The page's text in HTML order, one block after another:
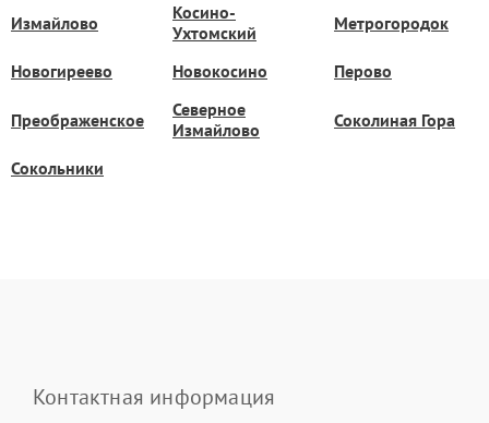
Измайлово
Косино-
Ухтомский
Метрогородок
Новогиреево Новокосино Перово
Преображенское
Северное
Измайлово
Соколиная Гора
Сокольники
Контактная информация